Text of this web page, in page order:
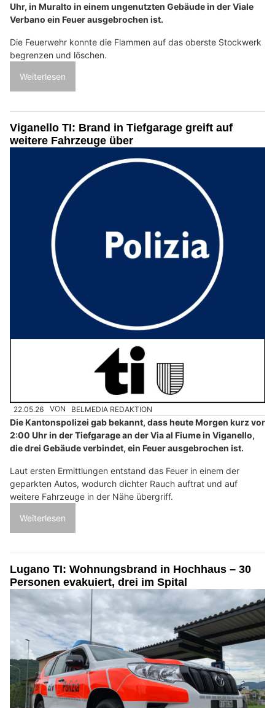
Uhr, in Muralto in einem ungenutzten Gebäude in der Viale
Verbano ein Feuer ausgebrochen ist.
Die Feuerwehr konnte die Flammen auf das oberste Stockwerk
begrenzen und löschen.
Weiterlesen
Viganello TI: Brand in Tiefgarage greift auf
weitere Fahrzeuge über
22.05.26 VON BELMEDIA REDAKTION
Die Kantonspolizei gab bekannt, dass heute Morgen kurz vor
2:00 Uhr in der Tiefgarage an der Via al Fiume in Viganello,
die drei Gebäude verbindet, ein Feuer ausgebrochen ist.
Laut ersten Ermittlungen entstand das Feuer in einem der
geparkten Autos, wodurch dichter Rauch auftrat und auf
weitere Fahrzeuge in der Nähe übergriff.
Weiterlesen
Lugano TI: Wohnungsbrand in Hochhaus – 30
Personen evakuiert, drei im Spital